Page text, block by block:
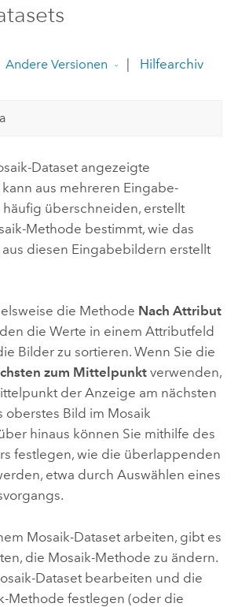
Andere Versionen Hilfearchiv
Dataset angezeigte
aus mehreren Eingabe-
häufig überschneiden, erstellt
Methode bestimmt, wie das
diesen Eingabebildern erstellt
die Methode Nach Attribut
die Werte in einem Attributfeld
Bilder zu sortieren. Wenn Sie die
zum Mittelpunktverwenden,
der Anzeige am nächsten
oberstes Bild im Mosaik
hinaus können Sie mithilfe des
festlegen, wie die überlappenden
etwa durch Auswählen eines
Mosaik-Dataset arbeiten, gibt es
die Mosaik-Methode zu ändern.
Dataset bearbeiten und die
Methode festlegen (oder die